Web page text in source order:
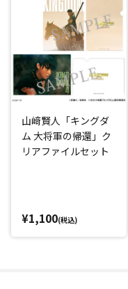
山﨑賢人「キングダ
ム 大将軍の帰還」ク
リアファイルセット
¥1,100(税込)